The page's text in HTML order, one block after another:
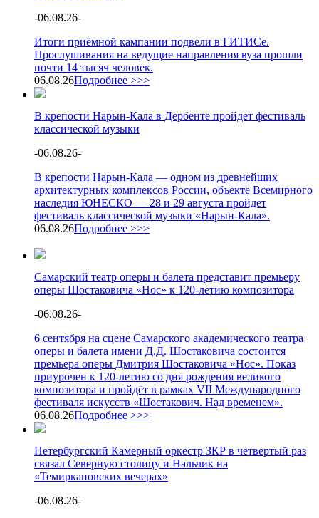
-06.08.26-
Итоги приёмной кампании подвели в ГИТИСе.
Прослушивания на ведущие направления вуза прошли
почти 14 тысяч человек.
06.08.26Подробнее >>>
В крепости Нарын-Кала в Дербенте пройдет фестиваль
классической музыки
-06.08.26-
В крепости Нарын-Кала — одном из древнейших
архитектурных комплексов России, объекте Всемирного
наследия ЮНЕСКО — 28 и 29 августа пройдет
фестиваль классической музыки «Нарын-Кала».
06.08.26Подробнее >>>
Самарский театр оперы и балета представит премьеру
оперы Шостаковича «Нос» к 120-летию композитора
-06.08.26-
6 сентября на сцене Самарского академического театра
оперы и балета имени Д.Д. Шостаковича состоится
премьера оперы Дмитрия Шостаковича «Нос». Показ
приурочен к 120-летию со дня рождения великого
композитора и пройдёт в рамках VII Международного
фестиваля искусств «Шостакович. Над временем».
06.08.26Подробнее >>>
Петербургский Камерный оркестр ЗКР в четвертый раз
связал Северную столицу и Нальчик на
«Темиркановских вечерах»
-06.08.26-